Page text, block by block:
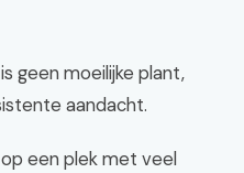
geen moeilijke plant,
aandacht.
een plek met veel